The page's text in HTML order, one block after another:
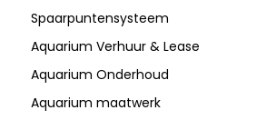
Spaarpuntensysteem
Aquarium Verhuur & Lease
Aquarium Onderhoud
Aquarium maatwerk